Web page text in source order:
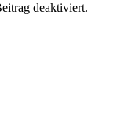
deaktiviert.